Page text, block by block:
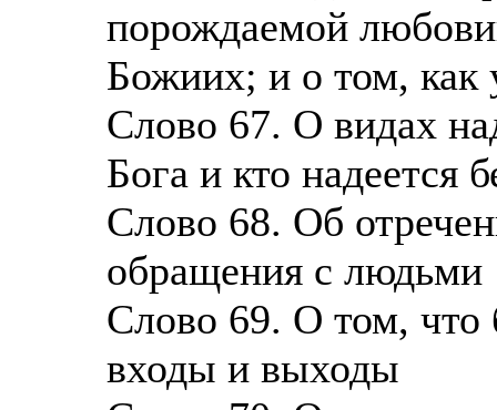
порождаемой
Божиих; и о том, как
Слово 67. О видах
Бога и кто надеется
Слово 68. Об
обращения с людьми
Слово 69. О том, что
входы и выходы